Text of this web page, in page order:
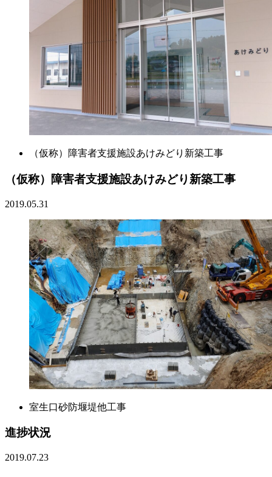
（仮称）障害者支援施設あけみどり新築工事
（仮称）障害者支援施設あけみどり新築工事
2019.05.31
室生口砂防堰堤他工事
進捗状況
2019.07.23